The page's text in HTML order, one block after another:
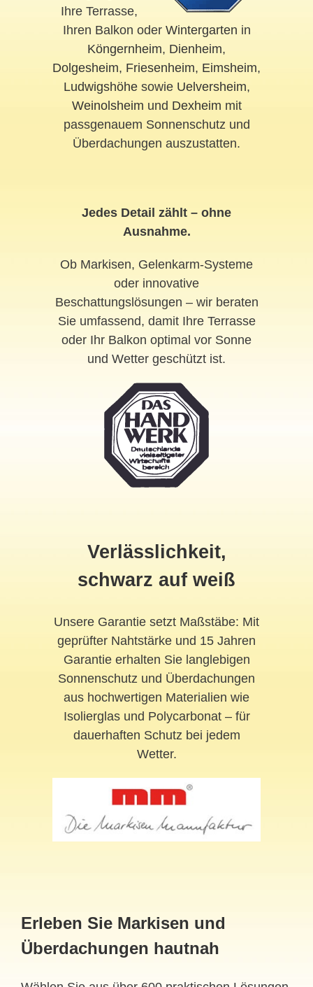
Ihre Terrasse,
Ihren Balkon oder Wintergarten in
Köngernheim, Dienheim,
Dolgesheim, Friesenheim, Eimsheim,
Ludwigshöhesowie Uelversheim,
Weinolsheim und Dexheim mit
passgenauem Sonnenschutz und
Überdachungen auszustatten.
Jedes Detail zählt – ohne
Ausnahme.
Ob Markisen, Gelenkarm-Systeme
oder innovative
Beschattungslösungen – wir beraten
Sie umfassend, damit Ihre Terrasse
oder Ihr Balkon optimal vor Sonne
und Wetter geschützt ist.
Verlässlichkeit,
schwarz auf weiß
Unsere Garantie setzt Maßstäbe: Mit
geprüfter Nahtstärke und 15 Jahren
Garantie erhalten Sie langlebigen
Sonnenschutz und Überdachungen
aus hochwertigen Materialien wie
Isolierglas und Polycarbonat – für
dauerhaften Schutz bei jedem
Wetter.
Erleben Sie Markisen und
Überdachungen hautnah